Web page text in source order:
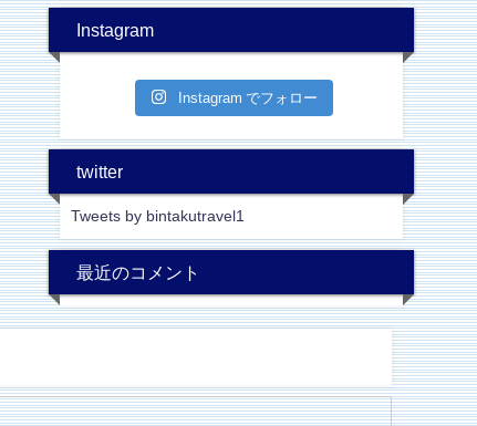
Instagram
Instagram でフォロー
twitter
Tweets by bintakutravel1
最近のコメント